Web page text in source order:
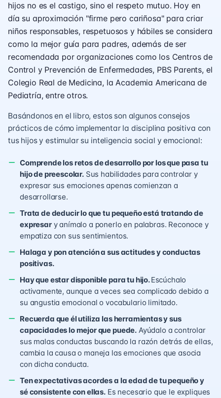
hijos no es el castigo, sino el respeto mutuo. Hoy en
día su aproximación "firme pero cariñosa" para criar
niños responsables, respetuosos y hábiles se considera
como la mejor guía para padres, además de ser
recomendada por organizaciones como los Centros de
Control y Prevención de Enfermedades, PBS Parents, el
Colegio Real de Medicina, la Academia Americana de
Pediatría, entre otros.
Basándonos en el libro, estos son algunos consejos
prácticos de cómo implementar la disciplina positiva con
tus hijos y estimular su inteligencia social y emocional:
Comprende los retos de desarrollo por los que pasa tu
hijo de preescolar.Sus habilidades para controlar y
expresar sus emociones apenas comienzan a
desarrollarse.
Trata de deducir lo que tu pequeño está tratando de
expresary anímalo a ponerlo en palabras. Reconoce y
empatiza con sus sentimientos.
Halaga y pon atención a sus actitudes y conductas
positivas.
Hay que estar disponible para tu hijo.Escúchalo
activamente, aunque a veces sea complicado debido a
su angustia emocional o vocabulario limitado.
Recuerda que él utiliza las herramientas y sus
capacidades lo mejor que puede. Ayúdalo a controlar
sus malas conductas buscando la razón detrás de ellas,
cambia la causa o maneja las emociones que asocia
con dicha conducta.
Ten expectativas acordes a la edad de tu pequeño y
sé consistente con ellas. Es necesario que le expliques